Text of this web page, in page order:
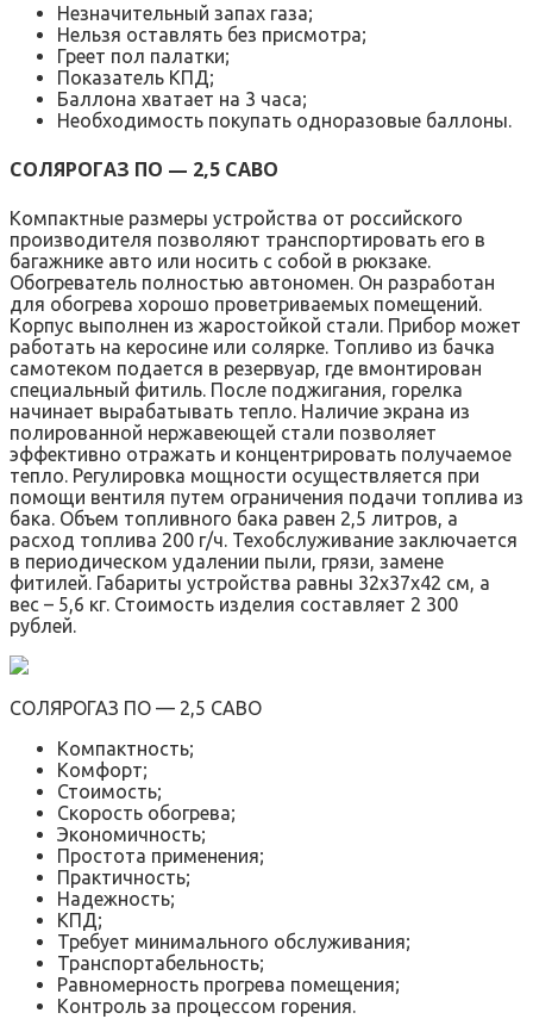
Незначительный запах газа;
Нельзя оставлять без присмотра;
Греет пол палатки;
Показатель КПД;
Баллона хватает на 3 часа;
Необходимость покупать одноразовые баллоны.
СОЛЯРОГАЗ ПО — 2,5 САВО
Компактные размеры устройства от российского
производителя позволяют транспортировать его в
багажнике авто или носить с собой в рюкзаке.
Обогреватель полностью автономен. Он разработан
для обогрева хорошо проветриваемых помещений.
Корпус выполнен из жаростойкой стали. Прибор может
работать на керосине или солярке. Топливо из бачка
самотеком подается в резервуар, где вмонтирован
специальный фитиль. После поджигания, горелка
начинает вырабатывать тепло. Наличие экрана из
полированной нержавеющей стали позволяет
эффективно отражать и концентрировать получаемое
тепло. Регулировка мощности осуществляется при
помощи вентиля путем ограничения подачи топлива из
бака. Объем топливного бака равен 2,5 литров, а
расход топлива 200 г/ч. Техобслуживание заключается
в периодическом удалении пыли, грязи, замене
фитилей. Габариты устройства равны 32х37х42 см, а
вес – 5,6 кг. Стоимость изделия составляет 2 300
рублей.
СОЛЯРОГАЗ ПО — 2,5 САВО
Компактность;
Комфорт;
Стоимость;
Скорость обогрева;
Экономичность;
Простота применения;
Практичность;
Надежность;
КПД;
Требует минимального обслуживания;
Транспортабельность;
Равномерность прогрева помещения;
Контроль за процессом горения.